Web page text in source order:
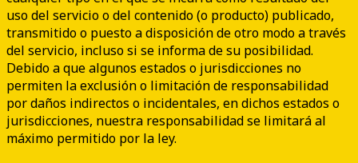
uso del servicio o del contenido (o producto) publicado,
transmitido o puesto a disposición de otro modo a través
del servicio, incluso si se informa de su posibilidad.
Debido a que algunos estados o jurisdicciones no
permiten la exclusión o limitación de responsabilidad
por daños indirectos o incidentales, en dichos estados o
jurisdicciones, nuestra responsabilidad se limitará al
máximo permitido por la ley.